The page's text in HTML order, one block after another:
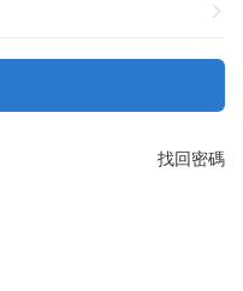
找回密碼